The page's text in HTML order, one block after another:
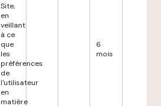
Site,
en
veillant
à ce
que
les
préférences
de
l'utilisateur
en
matière
6
mois